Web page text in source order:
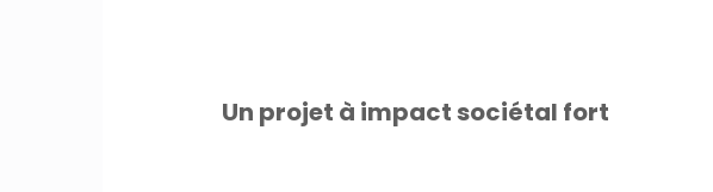
Un projet à impact sociétal fort